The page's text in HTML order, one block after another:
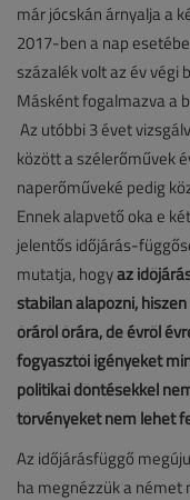
már jócskán árnyalja a
2017-ben a nap
százalék volt az év végi
Másként fogalmazva a
Az utóbbi 3 évet
között a szélerőművek
naperőműveké pedig
Ennek alapvető oka e
jelentős időjárás-
mutatja, hogyaz
stabilan alapozni,
óráról órára, de évről
fogyasztói igényeket
politikai döntésekkel
törvényeket nem lehet
Az időjárásfüggő
ha megnézzük a német